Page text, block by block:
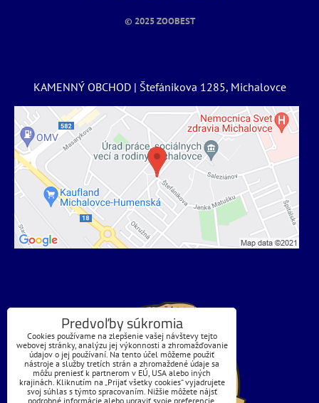
© 2025ZOOBEST
KAMENNÝ OBCHOD | Štefánikova 1285, Michalovce
Predvoľby súkromia
Cookies používame na zlepšenie vašej návštevy tejto
webovej stránky, analýzu jej výkonnosti a zhromažďovanie
údajov o jej používaní. Na tento účel môžeme použiť
nástroje a služby tretích strán a zhromaždené údaje sa
môžu preniesť k partnerom v EÚ, USA alebo iných
krajinách. Kliknutím na „Prijať všetky cookies“ vyjadrujete
svoj súhlas s týmto spracovaním. Nižšie môžete nájsť
podrobné informácie alebo upraviť svoje preferencie.